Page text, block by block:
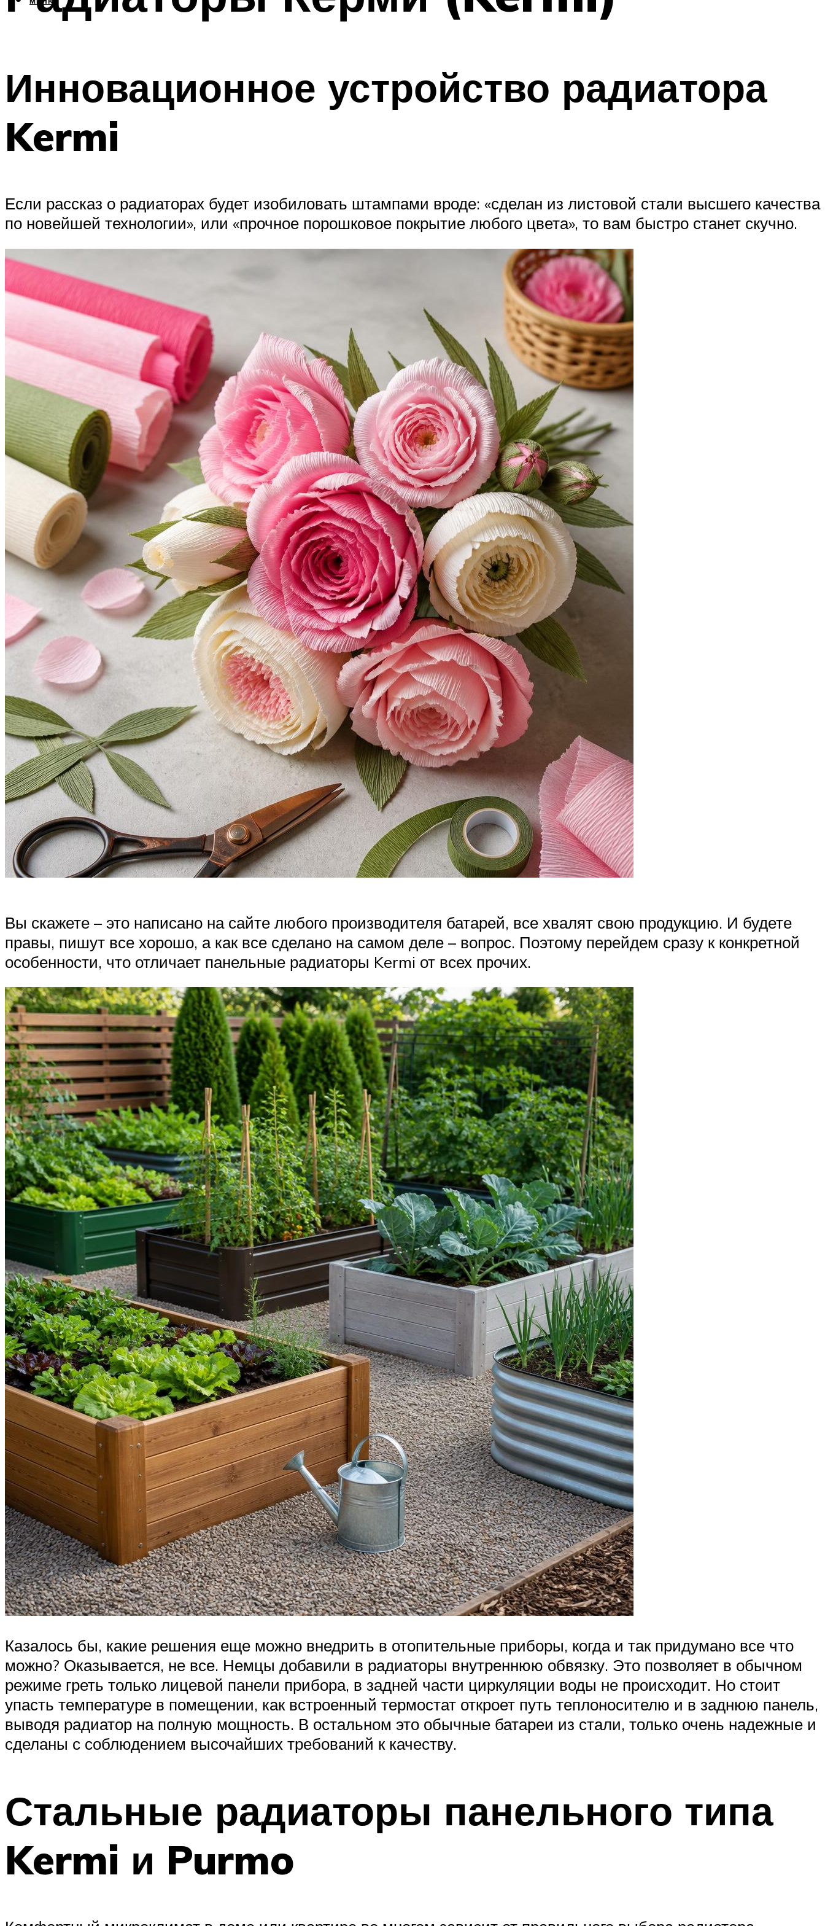
Инновационное устройство радиатора
Kermi
Если рассказ о радиаторах будет изобиловать штампами вроде: «сделан из листовой стали высшего качества
по новейшей технологии», или «прочное порошковое покрытие любого цвета», то вам быстро станет скучно.
Вы скажете – это написано на сайте любого производителя батарей, все хвалят свою продукцию. И будете
правы, пишут все хорошо, а как все сделано на самом деле – вопрос. Поэтому перейдем сразу к конкретной
особенности, что отличает панельные радиаторы Kermi от всех прочих.
Казалось бы, какие решения еще можно внедрить в отопительные приборы, когда и так придумано все что
можно? Оказывается, не все. Немцы добавили в радиаторы внутреннюю обвязку. Это позволяет в обычном
режиме греть только лицевой панели прибора, в задней части циркуляции воды не происходит. Но стоит
упасть температуре в помещении, как встроенный термостат откроет путь теплоносителю и в заднюю панель,
выводя радиатор на полную мощность. В остальном это обычные батареи из стали, только очень надежные и
сделаны с соблюдением высочайших требований к качеству.
Стальные радиаторы панельного типа
Kermi и Purmo